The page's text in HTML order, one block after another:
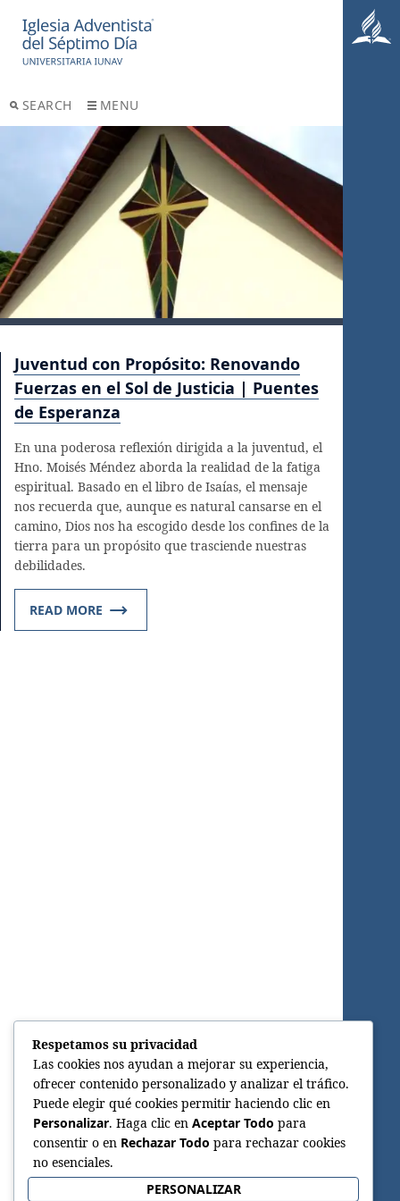
SEARCH MENU
Juventud con Propósito: Renovando
Fuerzas en el Sol de Justicia | Puentes
de Esperanza
En una poderosa reflexión dirigida a la juventud, el
Hno. Moisés Méndez aborda la realidad de la fatiga
espiritual. Basado en el libro de Isaías, el mensaje
nos recuerda que, aunque es natural cansarse en el
camino, Dios nos ha escogido desde los confines de la
tierra para un propósito que trasciende nuestras
debilidades.
READ MORE
Respetamos su privacidad
Las cookies nos ayudan a mejorar su experiencia,
ofrecer contenido personalizado y analizar el tráfico.
Puede elegir qué cookies permitir haciendo clic en
Personalizar. Haga clic en Aceptar Todo para
consentir o en Rechazar Todo para rechazar cookies
no esenciales.
PERSONALIZAR